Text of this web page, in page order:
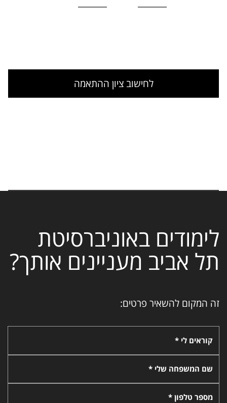
לחישוב ציון ההתאמה
לימודים באוניברסיטת
תל אביב מעניינים אותך?
זה המקום להשאיר פרטים:
קוראים לי *
שם המשפחה שלי *
מספר טלפון *